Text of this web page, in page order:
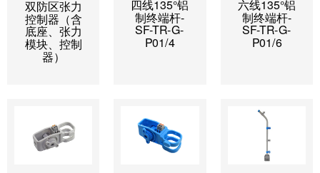
双防区张力
控制器（含
底座、张力
模块、控制
器）
四线135°铝
制终端杆-
SF-TR-G-
P01/4
六线135°铝
制终端杆-
SF-TR-G-
P01/6